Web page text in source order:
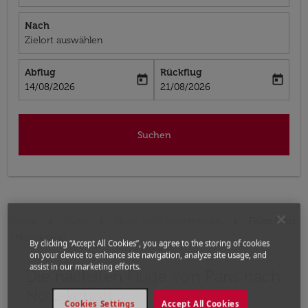
Nach
Zielort auswählen
Abflug
fc-booking-departure-date-aria-label
14/08/2026
today
Rückflug
fc-booking-return-date-aria-label
21/08/2026
today
Suchen
Flüge Paris
- Nouakchott
Die nächsten Flüge von Paris nach
Nouakchott
By clicking “Accept All Cookies”, you agree to the storing of cookies
on your device to enhance site navigation, analyze site usage, and
assist in our marketing efforts.
Accept All Cookies
Cookies Settings